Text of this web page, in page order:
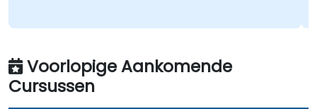
Voorlopige Aankomende
Cursussen